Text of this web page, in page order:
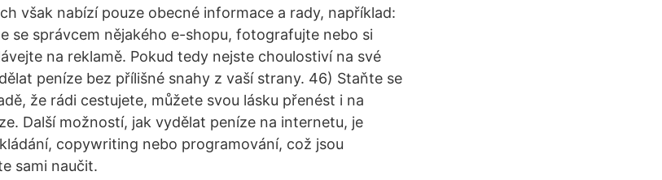
však nabízí pouze obecné informace a rady, například:
se správcem nějakého e-shopu, fotografujte nebo si
na reklamě. Pokud tedy nejste choulostiví na své
peníze bez přílišné snahy z vaší strany. 46) Staňte se
že rádi cestujete, můžete svou lásku přenést i na
Další možností, jak vydělat peníze na internetu, je
copywriting nebo programování, což jsou
sami naučit.